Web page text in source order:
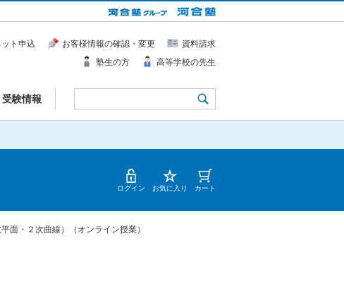
受験情報
ト申込 お客様情報の確認・変更
資料請求
塾生の方
高等学校の先生
ログイン お気に入り カート
面・２次曲線）（オンライン授業）